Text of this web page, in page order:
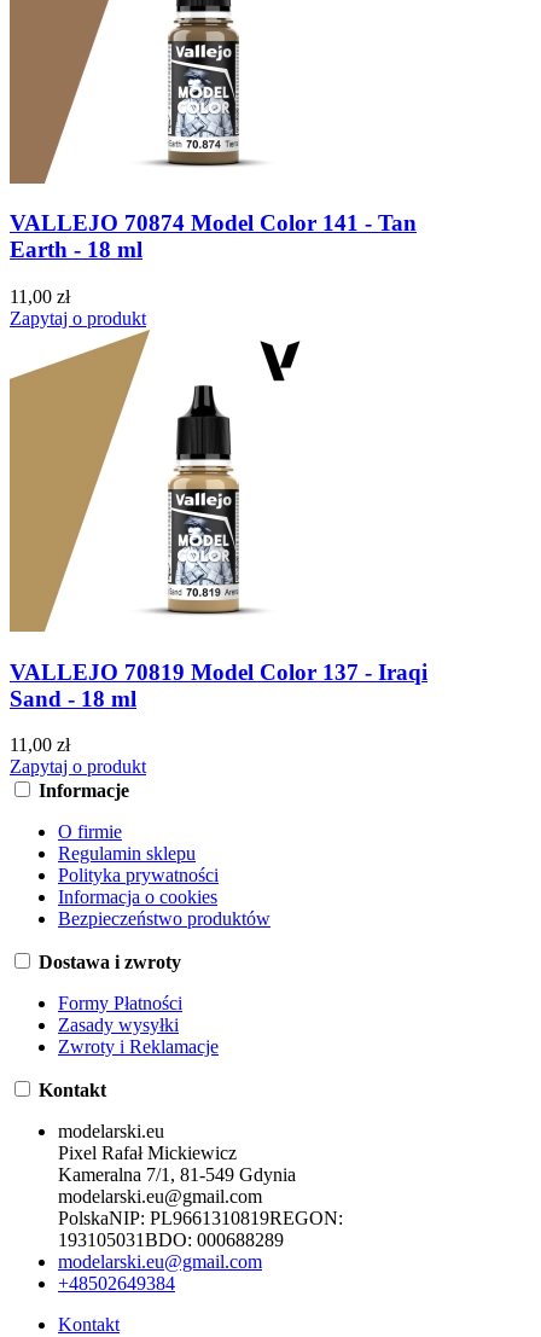
VALLEJO 70874 Model Color 141 - Tan
Earth - 18 ml
11,00 zł
Zapytaj o produkt
VALLEJO 70819 Model Color 137 - Iraqi
Sand - 18 ml
11,00 zł
Zapytaj o produkt
Informacje
O firmie
Regulamin sklepu
Polityka prywatności
Informacja o cookies
Bezpieczeństwo produktów
Dostawa i zwroty
Formy Płatności
Zasady wysyłki
Zwroty i Reklamacje
Kontakt
modelarski.eu
Pixel Rafał Mickiewicz
Kameralna 7/1, 81-549 Gdynia
modelarski.eu@gmail.com
PolskaNIP: PL9661310819REGON:
193105031BDO: 000688289
modelarski.eu@gmail.com
+48502649384
Kontakt